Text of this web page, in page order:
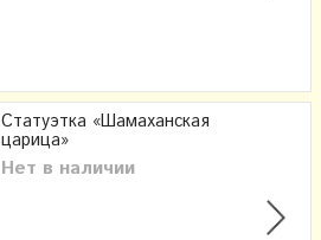
Статуэтка «Шамаханская
царица»
Нет в наличии